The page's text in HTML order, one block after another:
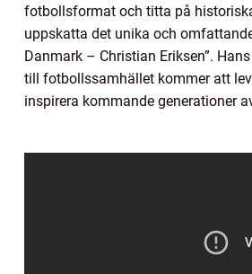
fotbollsformat och titta på
uppskatta det unika och
Danmark – Christian Eriksen”.
till fotbollssamhället kommer att
inspirera kommande generationer